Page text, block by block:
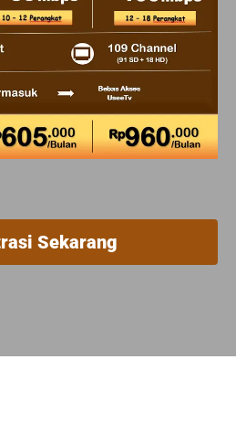
Sekarang